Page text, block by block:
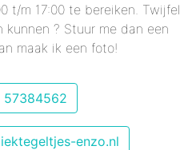
t/m 17:00 te bereiken. Twijfel
kunnen ? Stuur me dan een
maak ik een foto!
enzo.nl